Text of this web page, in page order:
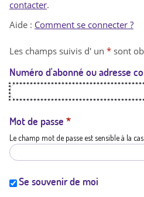
t
a
t
i
contacter.
Aide : Comment se connecter ?
Les champs suivis d' un * sont
Numéro d'abonné ou adresse
Mot de passe *
Le champ mot de passe est sensible à la
Se souvenir de moi